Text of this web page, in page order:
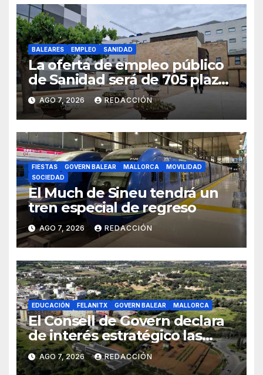
BALEARES EMPLEO SANIDAD
La oferta de empleo público
de Sanidad será de 705 plazas
en 2026
AGO 7, 2026 REDACCIÓN
FIESTAS GOVERN BALEAR MALLORCA
MOVILIDAD
SOCIEDAD
El Much de Sineu tendrá un
tren especial de regreso
AGO 7, 2026 REDACCIÓN
EDUCACIÓN FELANITX GOVERN BALEAR MALLORCA
El Consell de Govern declara
de interés estratégico las
obras de acceso al nuevo
CEIP de Felanitx
AGO 7, 2026 REDACCIÓN